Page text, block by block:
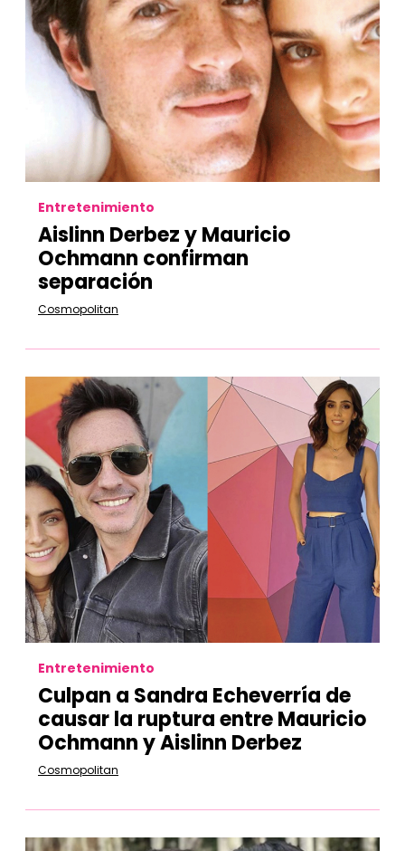
Entretenimiento
Aislinn Derbez y Mauricio
Ochmann confirman
separación
Cosmopolitan
Entretenimiento
Culpan a Sandra Echeverría de
causar la ruptura entre Mauricio
Ochmann y Aislinn Derbez
Cosmopolitan